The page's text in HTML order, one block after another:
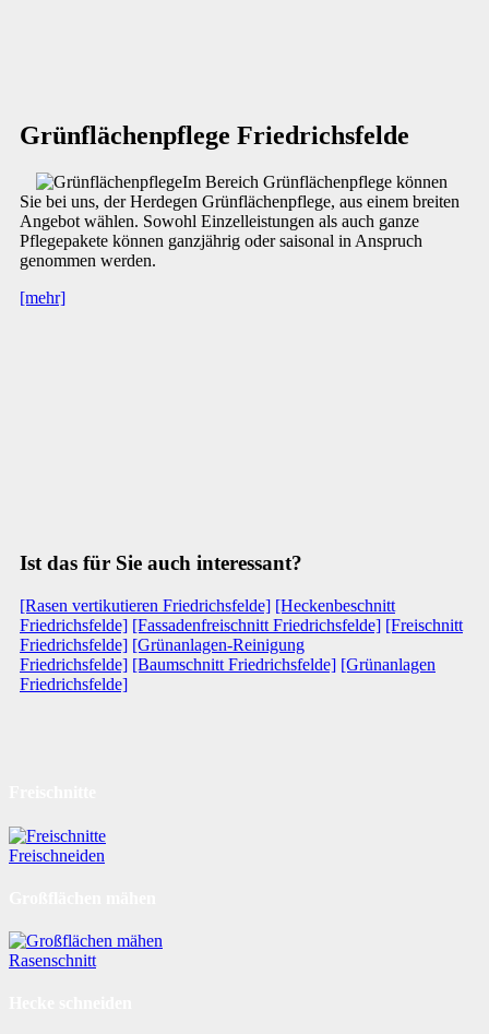
Grünflächenpflege Friedrichsfelde
Im Bereich Grünflächenpflege können
Sie bei uns, der Herdegen Grünflächenpflege, aus einem breiten
Angebot wählen. Sowohl Einzelleistungen als auch ganze
Pflegepakete können ganzjährig oder saisonal in Anspruch
genommen werden.
[mehr]
Ist das für Sie auch interessant?
[Rasen vertikutieren Friedrichsfelde] [Heckenbeschnitt
Friedrichsfelde] [Fassadenfreischnitt Friedrichsfelde] [Freischnitt
Friedrichsfelde] [Grünanlagen-Reinigung
Friedrichsfelde] [Baumschnitt Friedrichsfelde] [Grünanlagen
Friedrichsfelde]
Freischneiden
Rasenschnitt